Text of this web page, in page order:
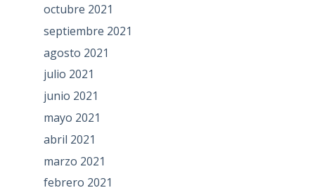
octubre 2021
septiembre 2021
agosto 2021
julio 2021
junio 2021
mayo 2021
abril 2021
marzo 2021
febrero 2021